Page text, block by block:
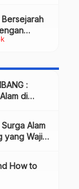
Bersejarah
:
di
Surga Alam
yang Wajib
How to